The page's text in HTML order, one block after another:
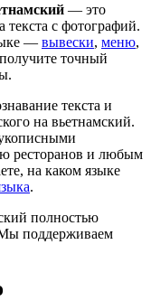
— это
текста с фотографий.
— вывески, меню,
точный
текста и
на вьетнамский.
ресторанов и любым
на каком языке
.
полностью
Мы поддерживаем